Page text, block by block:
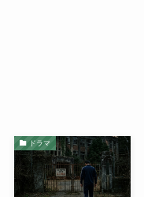
ドラマ